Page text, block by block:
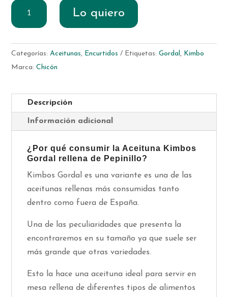
Kimbos
aceituna
gr
Chicón
Lo quiero
Categorías:Aceitunas, Encurtidos Etiquetas:Gordal, Kimbo
Marca:Chicón
Descripción
Información adicional
¿Por qué consumir la Aceituna Kimbos
Gordal rellena de Pepinillo?
Kimbos Gordal es una variante es una de las
aceitunas rellenas más consumidas tanto
dentro como fuera de España.
Una de las peculiaridades que presenta la
encontraremos en su tamaño ya que suele ser
más grande que otras variedades.
Esto la hace una aceituna ideal para servir en
mesa rellena de diferentes tipos de alimentos